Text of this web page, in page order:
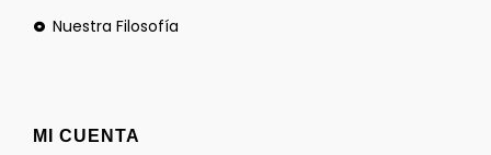
Nuestra Filosofía
MI CUENTA